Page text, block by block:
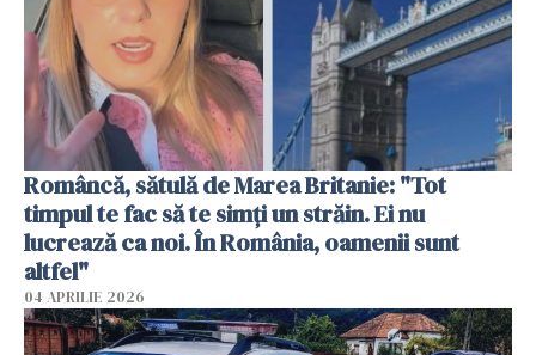
Româncă, sătulă de Marea Britanie: "Tot
timpul te fac să te simți un străin. Ei nu
lucrează ca noi. În România, oamenii sunt
altfel"
04 APRILIE 2026